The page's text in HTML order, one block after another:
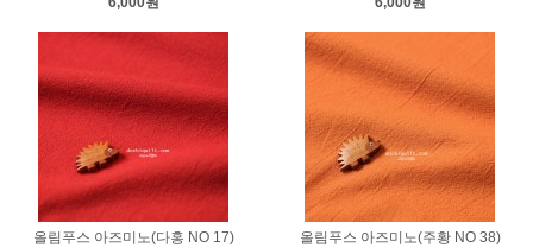
올림푸스 아즈미노(다홍 NO 17)
올림푸스 아즈미노(주황 NO 38)